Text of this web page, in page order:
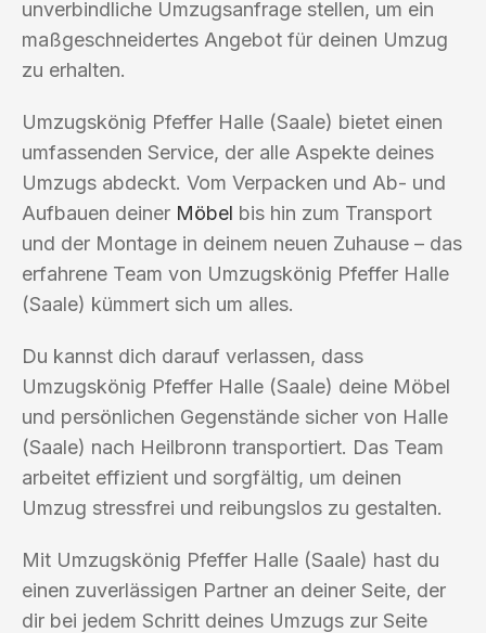
unverbindliche Umzugsanfrage stellen, um ein
maßgeschneidertes Angebot für deinen Umzug
zu erhalten.
Umzugskönig Pfeffer Halle (Saale) bietet einen
umfassenden Service, der alle Aspekte deines
Umzugs abdeckt. Vom Verpacken und Ab- und
Aufbauen deiner Möbel bis hin zum Transport
und der Montage in deinem neuen Zuhause – das
erfahrene Team von Umzugskönig Pfeffer Halle
(Saale) kümmert sich um alles.
Du kannst dich darauf verlassen, dass
Umzugskönig Pfeffer Halle (Saale) deine Möbel
und persönlichen Gegenstände sicher von Halle
(Saale) nach Heilbronn transportiert. Das Team
arbeitet effizient und sorgfältig, um deinen
Umzug stressfrei und reibungslos zu gestalten.
Mit Umzugskönig Pfeffer Halle (Saale) hast du
einen zuverlässigen Partner an deiner Seite, der
dir bei jedem Schritt deines Umzugs zur Seite